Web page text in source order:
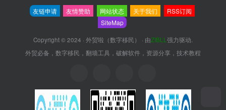
友链申请 友情赞助 网站状态 关于我们
RSS订阅
SiteMap
Copyright © 2024 · 外贸啦（数字移民） · 由ZIBLL强力驱动.
外贸必备，数字移民，翻墙工具，破解软件，资源分享，技术教程